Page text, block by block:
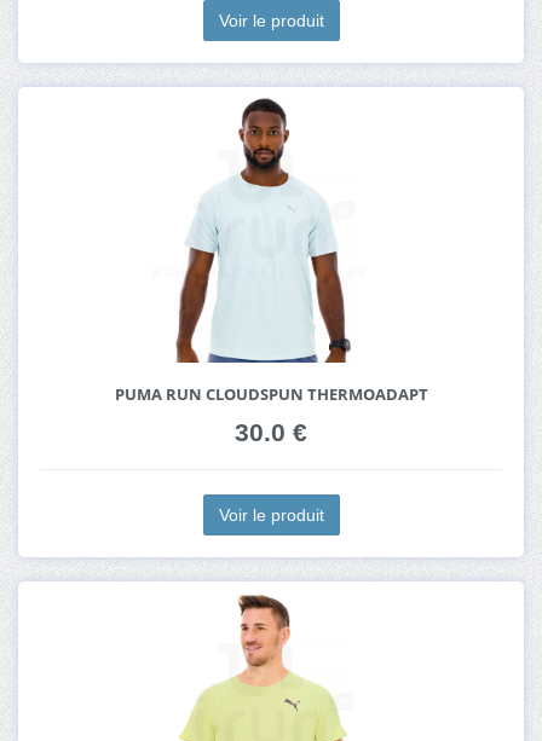
Voir le produit
PUMA RUN CLOUDSPUN THERMOADAPT
30.0 €
Voir le produit